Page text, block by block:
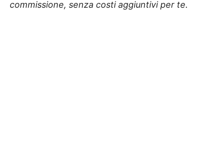
commissione, senza costi aggiuntivi per te.